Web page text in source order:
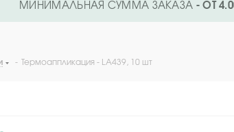
МИНИМАЛЬНАЯ СУММА ЗАКАЗА - ОТ
- Термоаппликация - LA439, 10 шт